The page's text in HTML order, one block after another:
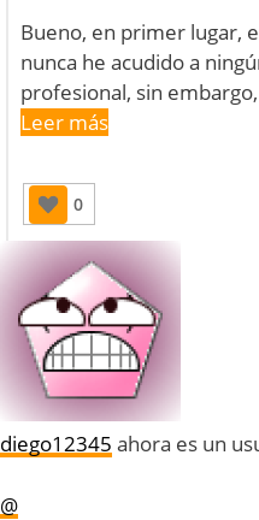
Bueno, en primer lugar,
nunca he acudido a
profesional, sin
Leer más
0
diego12345 ahora es un
@